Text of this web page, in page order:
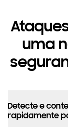
uma
Detecte e
rapidamente